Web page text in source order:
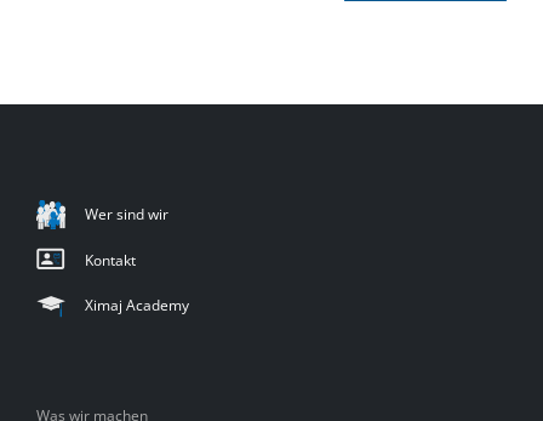
Wer sind wir
Kontakt
Ximaj Academy
Was wir machen